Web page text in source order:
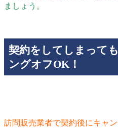
ましょう。
契約をしてしまって
ングオフOK！
訪問販売業者で契約後にキャ